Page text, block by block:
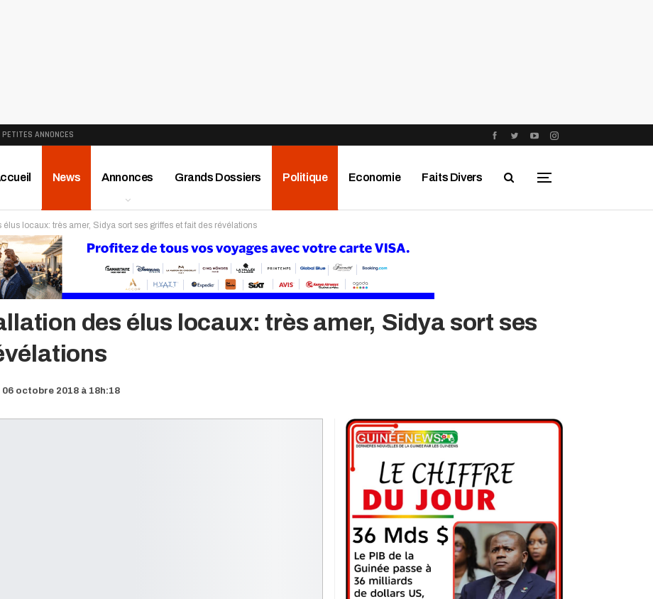
PETITES ANNONCES
News Annonces Grands Dossiers Politique Economie Faits Divers
Publireportage Région
élus locaux: très amer, Sidya sort ses griffes et fait des révélations
des élus locaux: très amer, Sidya sort ses
octobre 2018 à 18h:18